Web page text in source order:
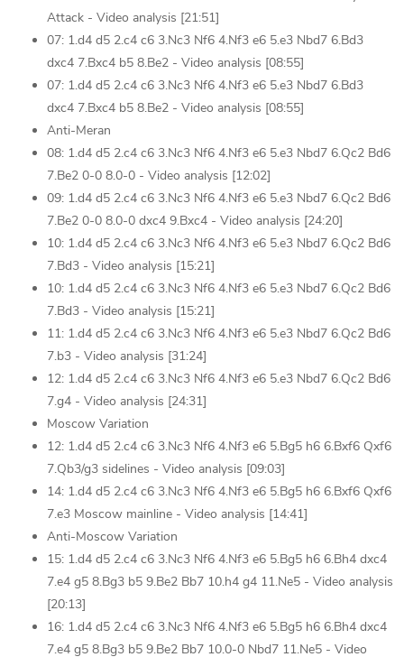
Attack - Video analysis [21:51]
07: 1.d4 d5 2.c4 c6 3.Nc3 Nf6 4.Nf3 e6 5.e3 Nbd7 6.Bd3
dxc4 7.Bxc4 b5 8.Be2 - Video analysis [08:55]
07: 1.d4 d5 2.c4 c6 3.Nc3 Nf6 4.Nf3 e6 5.e3 Nbd7 6.Bd3
dxc4 7.Bxc4 b5 8.Be2 - Video analysis [08:55]
Anti-Meran
08: 1.d4 d5 2.c4 c6 3.Nc3 Nf6 4.Nf3 e6 5.e3 Nbd7 6.Qc2 Bd6
7.Be2 0-0 8.0-0 - Video analysis [12:02]
09: 1.d4 d5 2.c4 c6 3.Nc3 Nf6 4.Nf3 e6 5.e3 Nbd7 6.Qc2 Bd6
7.Be2 0-0 8.0-0 dxc4 9.Bxc4 - Video analysis [24:20]
10: 1.d4 d5 2.c4 c6 3.Nc3 Nf6 4.Nf3 e6 5.e3 Nbd7 6.Qc2 Bd6
7.Bd3 - Video analysis [15:21]
10: 1.d4 d5 2.c4 c6 3.Nc3 Nf6 4.Nf3 e6 5.e3 Nbd7 6.Qc2 Bd6
7.Bd3 - Video analysis [15:21]
11: 1.d4 d5 2.c4 c6 3.Nc3 Nf6 4.Nf3 e6 5.e3 Nbd7 6.Qc2 Bd6
7.b3 - Video analysis [31:24]
12: 1.d4 d5 2.c4 c6 3.Nc3 Nf6 4.Nf3 e6 5.e3 Nbd7 6.Qc2 Bd6
7.g4 - Video analysis [24:31]
Moscow Variation
12: 1.d4 d5 2.c4 c6 3.Nc3 Nf6 4.Nf3 e6 5.Bg5 h6 6.Bxf6 Qxf6
7.Qb3/g3 sidelines - Video analysis [09:03]
14: 1.d4 d5 2.c4 c6 3.Nc3 Nf6 4.Nf3 e6 5.Bg5 h6 6.Bxf6 Qxf6
7.e3 Moscow mainline - Video analysis [14:41]
Anti-Moscow Variation
15: 1.d4 d5 2.c4 c6 3.Nc3 Nf6 4.Nf3 e6 5.Bg5 h6 6.Bh4 dxc4
7.e4 g5 8.Bg3 b5 9.Be2 Bb7 10.h4 g4 11.Ne5 - Video analysis
[20:13]
16: 1.d4 d5 2.c4 c6 3.Nc3 Nf6 4.Nf3 e6 5.Bg5 h6 6.Bh4 dxc4
7.e4 g5 8.Bg3 b5 9.Be2 Bb7 10.0-0 Nbd7 11.Ne5 - Video